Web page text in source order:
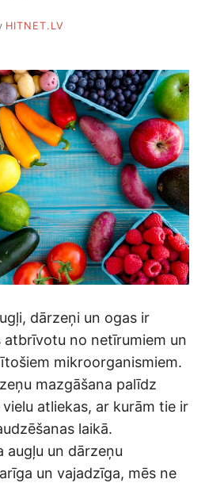
HITNET.LV
dārzeņi un ogas ir
atbrīvotu no netīrumiem un
mikroorganismiem.
mazgāšana palīdz
atliekas, ar kurām tie ir
laikā.
augļu un dārzeņu
un vajadzīga, mēs ne